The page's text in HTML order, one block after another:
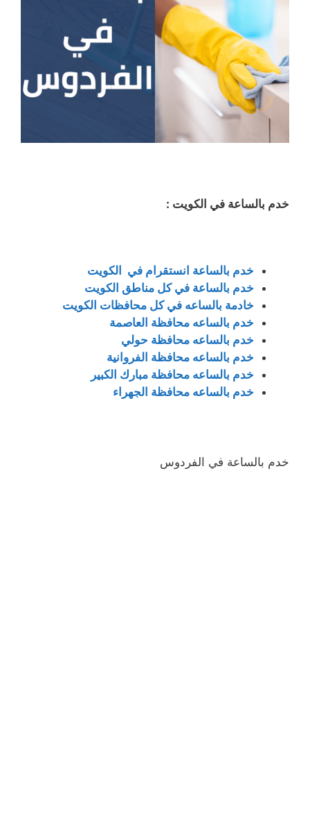
خدم بالساعة في الكويت :
خدم بالساعة انستقرام في الكويت
خدم بالساعة في كل مناطق الكويت
خادمة بالساعه في كل محافظات الكويت
خدم بالساعه محافظة العاصمة
خدم بالساعه محافظة حولي
خدم بالساعه محافظة الفروانية
خدم بالساعه محافظة مبارك الكبير
خدم بالساعه محافظة الجهراء
خدم بالساعة في الفردوس